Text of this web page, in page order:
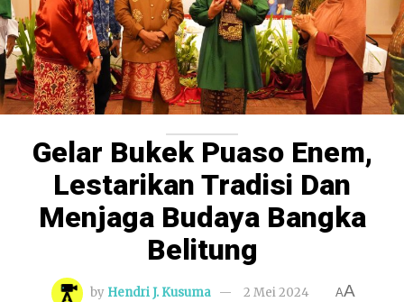
Gelar Bukek Puaso Enem,
Lestarikan Tradisi Dan
Menjaga Budaya Bangka
Belitung
by Hendri J. Kusuma 2 Mei 2024 AA